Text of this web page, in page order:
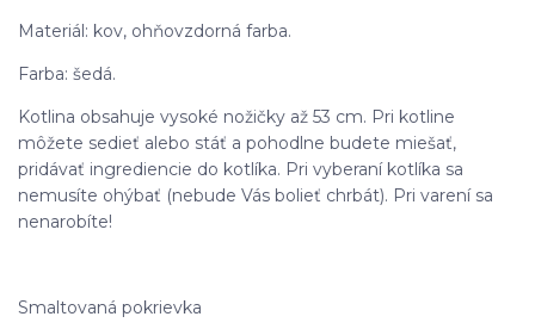
Materiál: kov, ohňovzdorná farba.
Farba: šedá.
Kotlina obsahuje vysoké nožičky až 53 cm. Pri kotline
môžete sedieť alebo stáť a pohodlne budete miešať,
pridávať ingrediencie do kotlíka. Pri vyberaní kotlíka sa
nemusíte ohýbať (nebude Vás bolieť chrbát). Pri varení sa
nenarobíte!
Smaltovaná pokrievka